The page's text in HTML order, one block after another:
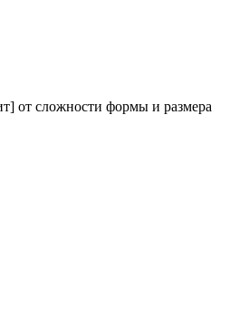
от сложности формы и размера